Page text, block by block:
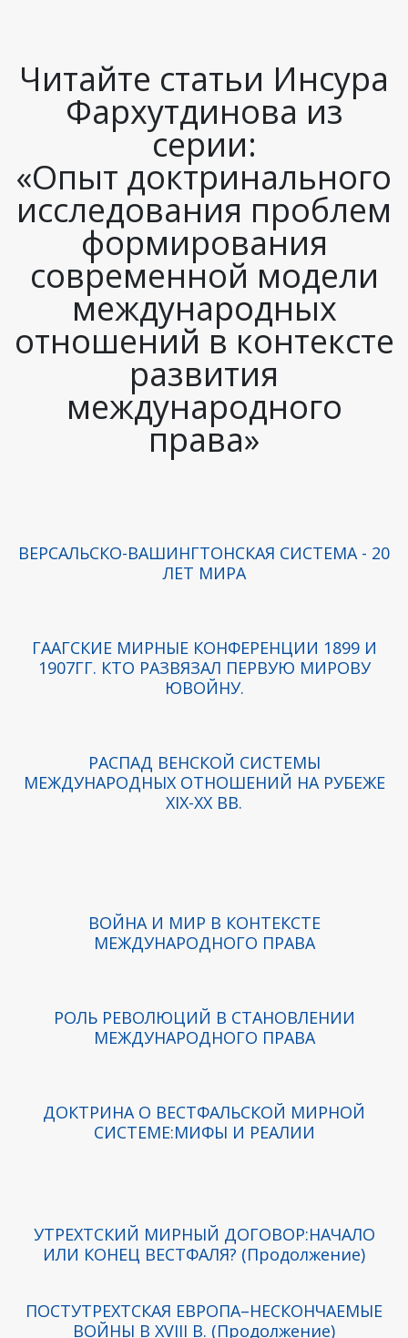
Читайте статьи Инсура
Фархутдинова из
серии:
«Опыт доктринального
исследования проблем
формирования
современной модели
международных
отношений в контексте
развития
международного
права»
ВЕРСАЛЬСКО-ВАШИНГТОНСКАЯ СИСТЕМА - 20
ЛЕТ МИРА
ГААГСКИЕ МИРНЫЕ КОНФЕРЕНЦИИ 1899 И
1907 ГГ. КТО РАЗВЯЗАЛ ПЕРВУЮ МИРОВУ
Ю ВОЙНУ.
РАСПАД ВЕНСКОЙ СИСТЕМЫ
МЕЖДУНАРОДНЫХ ОТНОШЕНИЙ НА РУБЕЖЕ
XIX-XX ВВ.
ВОЙНА И МИР В КОНТЕКСТЕ
МЕЖДУНАРОДНОГО ПРАВА
РОЛЬ РЕВОЛЮЦИЙ В СТАНОВЛЕНИИ
МЕЖДУНАРОДНОГО ПРАВА
ДОКТРИНА О ВЕСТФАЛЬСКОЙ МИРНОЙ
СИСТЕМЕ: МИФЫ И РЕАЛИИ
УТРЕХТСКИЙ МИРНЫЙ ДОГОВОР: НАЧАЛО
ИЛИ КОНЕЦ ВЕСТФАЛЯ? (Продолжение)
ПОСТУТРЕХТСКАЯ ЕВРОПА – НЕСКОНЧАЕМЫЕ
ВОЙНЫ В XVIII В. (Продолжение)